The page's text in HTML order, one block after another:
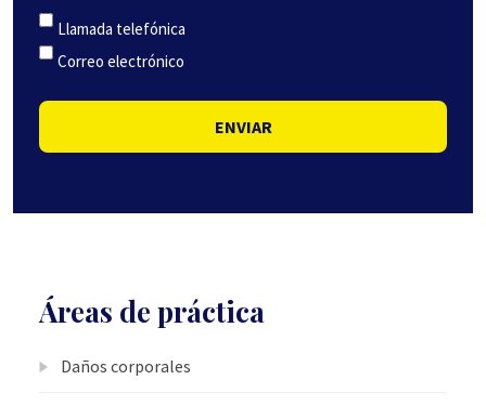
Llamada telefónica
Correo electrónico
ENVIAR
Áreas de práctica
Daños corporales